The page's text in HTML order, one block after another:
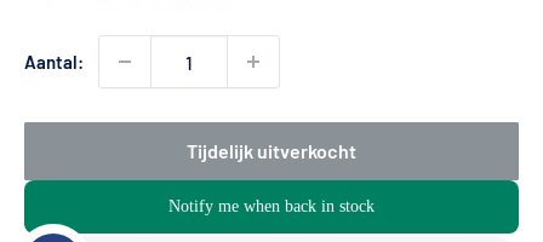
Aantal:
Tijdelijk uitverkocht
Notify me when back in stock